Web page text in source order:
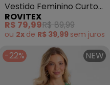
Vestido Feminino Curto
Básico Ribana (Verde)
ROVITEX
R$ 79,99R$ 89,99
ou 2x de R$ 39,99 sem juros
-22% NEW